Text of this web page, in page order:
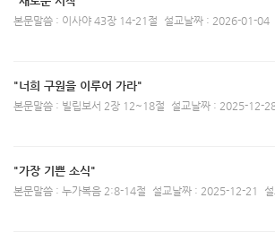
본문말씀 : 이사야 43장 14-21절 설교날짜 : 2026-01-04
"너희 구원을 이루어 가라"
본문말씀 : 빌립보서 2장 12~18절 설교날짜 : 2025-12-
"가장 기쁜 소식"
본문말씀 : 누가복음 2:8-14절 설교날짜 : 2025-12-21